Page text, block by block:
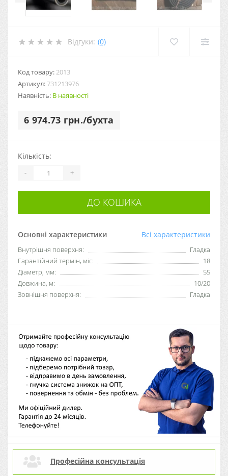
Відгуки: (0)
Код товару:2013
Артикул:731213976
Наявність: В наявності
6 974.73 грн./бухта
Основні характеристики Всі характеристики
Внутрішня поверхня:
Гладка
Гарантійний термін, міс:
18
Діаметр, мм:
55
Довжина, м:
10/20
Зовнішня поверхня:
Гладка
Кількість:
- +
ДО КОШИКА
Професійна консультація